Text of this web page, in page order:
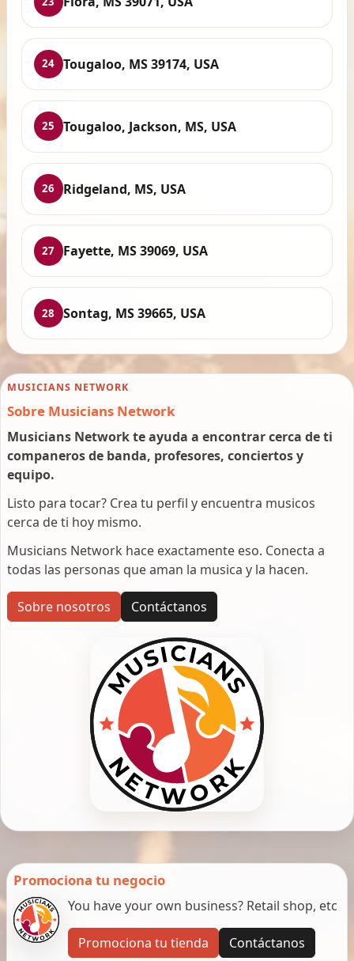
24 Tougaloo, MS 39174, USA
25 Tougaloo, Jackson, MS, USA
26 Ridgeland, MS, USA
27 Fayette, MS 39069, USA
28 Sontag, MS 39665, USA
MUSICIANS NETWORK
Sobre Musicians Network
Musicians Network te ayuda a encontrar cerca de ti
companeros de banda, profesores, conciertos y
equipo.
Listo para tocar? Crea tu perfil y encuentra musicos
cerca de ti hoy mismo.
Musicians Network hace exactamente eso. Conecta a
todas las personas que aman la musica y la hacen.
Sobre nosotros Contáctanos
Promociona tu negocio
You have your own business? Retail shop, etc
Promociona tu tienda Contáctanos